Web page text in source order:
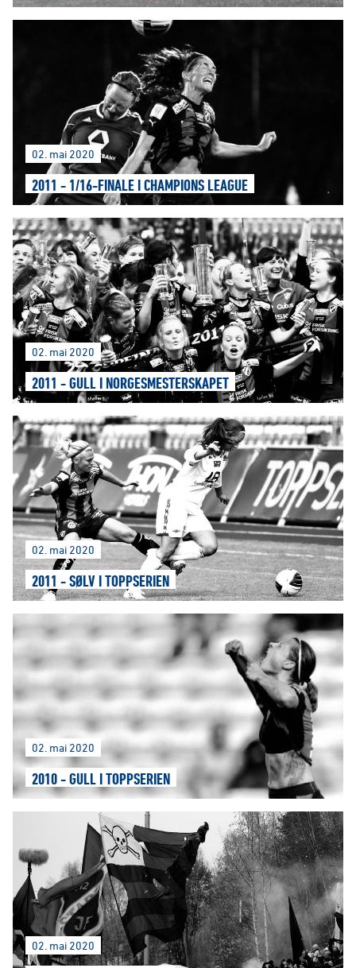
02. mai 2020
2011 - 1/16-FINALE I CHAMPIONS LEAGUE
02. mai 2020
2011 - GULL I NORGESMESTERSKAPET
02. mai 2020
2011 - SØLV I TOPPSERIEN
02. mai 2020
2010 - GULL I TOPPSERIEN
02. mai 2020